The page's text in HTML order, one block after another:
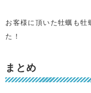
お客様に頂いた牡蠣も牡
た！
まとめ